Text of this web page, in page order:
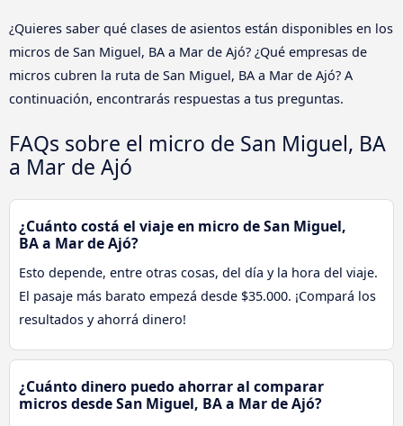
¿Quieres saber qué clases de asientos están disponibles en los
micros de San Miguel, BA a Mar de Ajó? ¿Qué empresas de
micros cubren la ruta de San Miguel, BA a Mar de Ajó? A
continuación, encontrarás respuestas a tus preguntas.
FAQs sobre el micro de San Miguel, BA
a Mar de Ajó
¿Cuánto costá el viaje en micro de San Miguel,
BA a Mar de Ajó?
Esto depende, entre otras cosas, del día y la hora del viaje.
El pasaje más barato empezá desde $35.000. ¡Compará los
resultados y ahorrá dinero!
¿Cuánto dinero puedo ahorrar al comparar
micros desde San Miguel, BA a Mar de Ajó?